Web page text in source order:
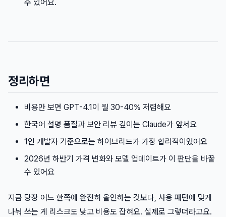
수 있어요.
정리하면
비용만 보면 GPT-4.1이 월 30-40% 저렴해요
한국어 설명 품질과 보안 리뷰 깊이는 Claude가 앞서요
1인 개발자 기준으로는 하이브리드가 가장 합리적이었어요
2026년 하반기 가격 변화와 모델 업데이트가 이 판단을 바꿀
수 있어요
지금 당장 어느 한쪽에 완전히 올인하는 것보다, 사용 패턴에 맞게
나눠 쓰는 게 리스크도 낮고 비용도 잡혀요. 실제로 그렇더라고요.